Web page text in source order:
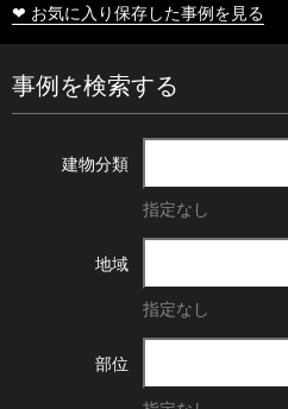
❤ お気に入り保存した事例を見る
事例を検索する
建物分類
指定なし
地域
指定なし
部位